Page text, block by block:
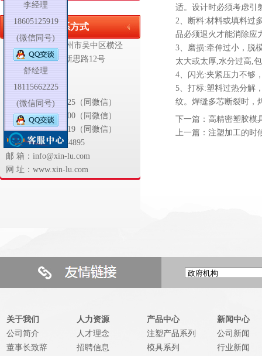
联系方式
地 址：江苏省苏州市吴中区横泾
工业园区新思路12号
舒经理18115662225（同微信）
胡经理13739170500（同微信）
李经理18605125919（同微信）
电 话：0512-66374895
邮 箱：info@xin-lu.com
网 址：www.xin-lu.com
适。设计时必须考虑引
2、断料:材料或填料过
品必须退火才能消除应
3、磨损:牵伸过小，脱
太大或太厚,水分过高,
4、闪光:夹紧压力不够
5、打标:塑料过热分解
纹。焊缝多芯断裂时，
下一篇： 高精密塑胶模
上一篇： 注塑加工的时
关于我们
公司简介
董事长致辞
人力资源
人才理念
招聘信息
产品中心
注塑产品系列
模具系列
新闻中心
公司新闻
行业新闻
李经理
18605125919
(微信同号)
舒经理
18115662225
(微信同号)